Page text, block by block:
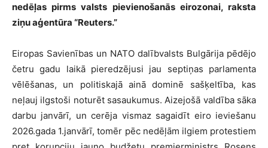
nedēļas pirms valsts pievienošanās eirozonai, raksta
ziņu aģentūra “Reuters.”
Eiropas Savienības un NATO dalībvalsts Bulgārija pēdējo
četru gadu laikā pieredzējusi jau septiņas parlamenta
vēlēšanas, un politiskajā ainā dominē sašķeltība, kas
neļauj ilgstoši noturēt sasaukumus. Aizejošā valdība sāka
darbu janvārī, un cerēja vismaz sagaidīt eiro ieviešanu
2026.gada 1.janvārī, tomēr pēc nedēļām ilgiem protestiem